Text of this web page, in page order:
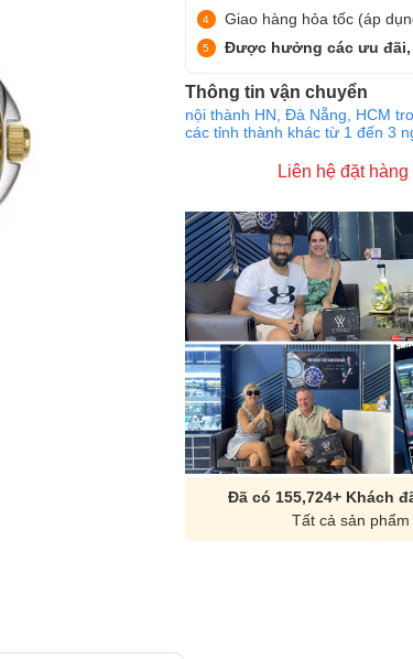
Giao hàng hỏa tốc (áp
Được hưởng các ưu đãi,
Thông tin vận chuyển
nội thành HN, Đà Nẵng, HCM
các tỉnh thành khác từ 1 đến 3
Liên hệ đặt hàng
Đã có 155,724+ Khách
Tất cả sản